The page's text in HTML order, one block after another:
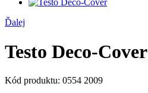
Ďalej
Testo Deco-Cover
Kód produktu: 0554 2009